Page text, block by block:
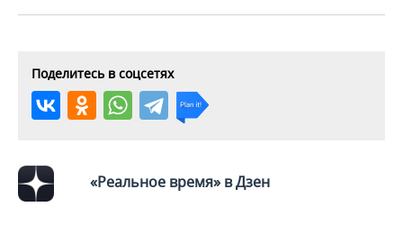
Поделитесь в соцсетях
«Реальное время» в Дзен